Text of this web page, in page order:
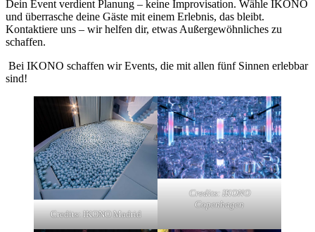
Dein Event verdient Planung – keine Improvisation. Wähle IKONO
und überrasche deine Gäste mit einem Erlebnis, das bleibt.
Kontaktiere uns – wir helfen dir, etwas Außergewöhnliches zu
schaffen.
Bei IKONO schaffen wir Events, die mit allen fünf Sinnen erlebbar
sind!
Credits: IKONO Madrid
Credits: IKONO
Copenhagen